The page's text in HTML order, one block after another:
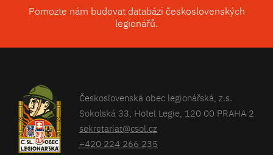
Pomozte nám budovat databázi československých
legionářů.
Československá obec legionářská, z.s.
Sokolská 33, Hotel Legie, 120 00 PRAHA 2
sekretariat@csol.cz
+420 224 266 235